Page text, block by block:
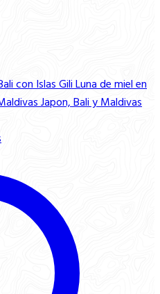
con Islas GiliLuna de miel en
Japon, Bali y Maldivas